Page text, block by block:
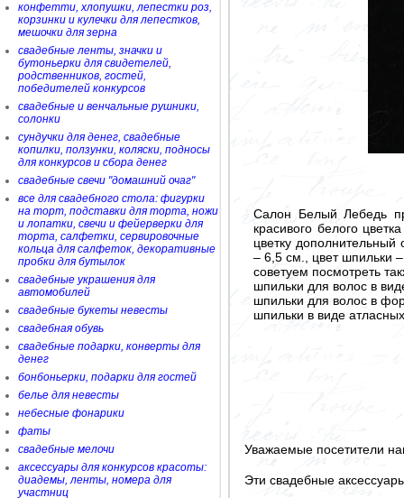
конфетти, хлопушки, лепестки роз,
корзинки и кулечки для лепестков,
мешочки для зерна
свадебные ленты, значки и
бутоньерки для свидетелей,
родственников, гостей,
победителей конкурсов
свадебные и венчальные рушники,
солонки
сундучки для денег, свадебные
копилки, ползунки, коляски, подносы
для конкурсов и сбора денег
свадебные свечи "домашний очаг"
все для свадебного стола: фигурки
на торт, подставки для торта, ножи
и лопатки, свечи и фейерверки для
торта, салфетки, сервировочные
кольца для салфеток, декоративные
пробки для бутылок
свадебные украшения для
автомобилей
свадебные букеты невесты
свадебная обувь
свадебные подарки, конверты для
денег
бонбоньерки, подарки для гостей
белье для невесты
небесные фонарики
фаты
свадебные мелочи
аксессуары для конкурсов красоты:
диадемы, ленты, номера для
участниц
Салон Белый Лебедь
красивого белого
цветку
– 6,5 см., цвет шпильки
советуем посмотреть
шпильки для волос в
шпильки для волос в
шпильки в виде
Уважаемые посетители
Эти свадебные